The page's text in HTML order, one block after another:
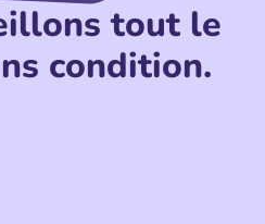
tout le
condition.